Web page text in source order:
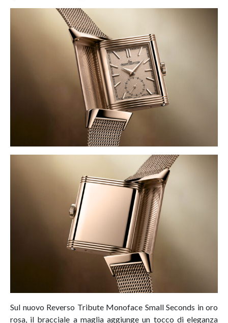
Sul nuovo Reverso Tribute Monoface Small Seconds in oro
rosa, il bracciale a maglia aggiunge un tocco di eleganza